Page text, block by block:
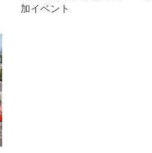
加イベント